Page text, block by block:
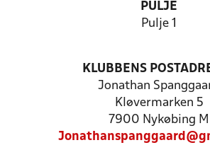
PULJE
Pulje 1
KLUBBENS
Jonathan
Kløvermarken 5
7900 Nykøbing M